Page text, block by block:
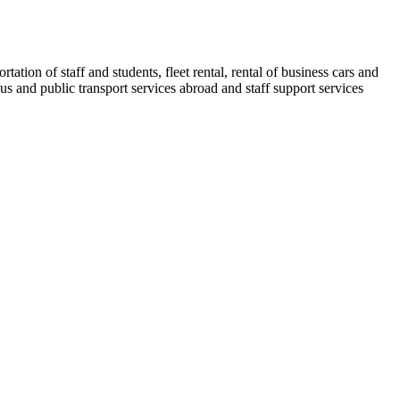
of staff and students, fleet rental, rental of business cars and
and public transport services abroad and staff support services